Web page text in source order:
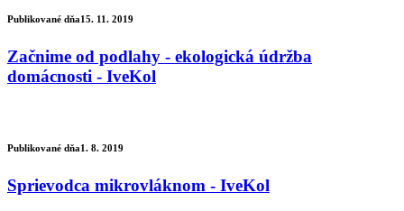
Publikované dňa15. 11. 2019
Začnime od podlahy - ekologická údržba
domácnosti - IveKol
Publikované dňa1. 8. 2019
Sprievodca mikrovláknom - IveKol